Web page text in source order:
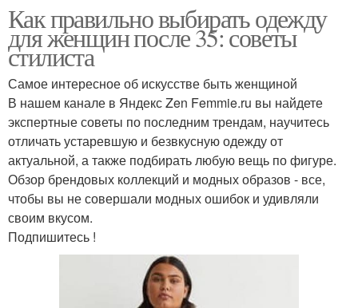
Как правильно выбирать одежду
для женщин после 35: советы
стилиста
Самое интересное об искусстве быть женщиной
В нашем канале в Яндекс Zen Femmie.ru вы найдете
экспертные советы по последним трендам, научитесь
отличать устаревшую и безвкусную одежду от
актуальной, а также подбирать любую вещь по фигуре.
Обзор брендовых коллекций и модных образов - все,
чтобы вы не совершали модных ошибок и удивляли
своим вкусом.
Подпишитесь !